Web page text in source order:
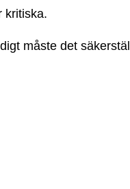
kritiska.
måste det